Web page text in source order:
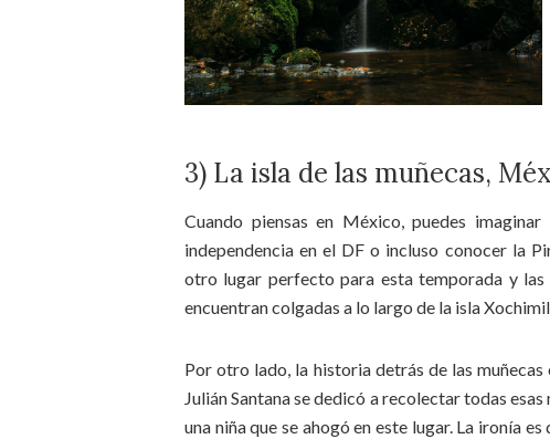
3) La isla de las muñecas,
Cuando piensas en México, puedes
independencia en el DF o incluso conocer la
otro lugar perfecto para esta temporada y las
encuentran colgadas a lo largo de la isla
Por otro lado, la historia detrás de las
Julián Santana se dedicó a recolectar todas
una niña que se ahogó en este lugar. La ironía